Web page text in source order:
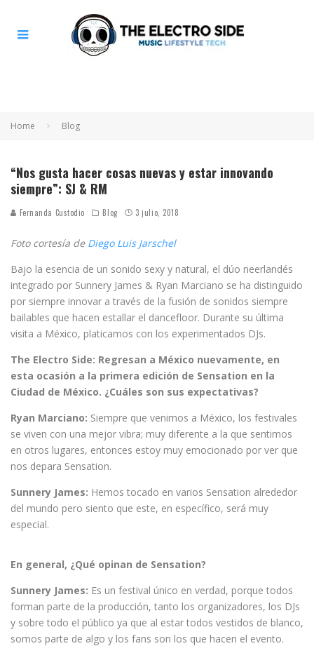
Home Blog
“Nos gusta hacer cosas nuevas y estar innovando
siempre”: SJ & RM
Fernanda Custodio Blog 3 julio, 2018
Foto cortesía de Diego Luis Jarschel
Bajo la esencia de un sonido sexy y natural, el dúo neerlandés
integrado por Sunnery James & Ryan Marciano se ha distinguido
por siempre innovar a través de la fusión de sonidos siempre
bailables que hacen estallar el dancefloor. Durante su última
visita a México, platicamos con los experimentados DJs.
The Electro Side: Regresan a México nuevamente, en
esta ocasión a la primera edición de Sensation en la
Ciudad de México. ¿Cuáles son sus expectativas?
Ryan Marciano: Siempre que venimos a México, los festivales
se viven con una mejor vibra; muy diferente a la que sentimos
en otros lugares, entonces estoy muy emocionado por ver que
nos depara Sensation.
Sunnery James: Hemos tocado en varios Sensation alrededor
del mundo pero siento que este, en específico, será muy
especial.
En general, ¿Qué opinan de Sensation?
Sunnery James: Es un festival único en verdad, porque todos
forman parte de la producción, tanto los organizadores, los DJs
y sobre todo el público ya que al estar todos vestidos de blanco,
somos parte de algo y los fans son los que hacen el evento.